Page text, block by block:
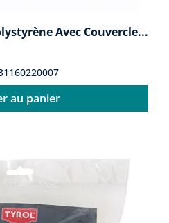
Avec Couvercle...
au panier